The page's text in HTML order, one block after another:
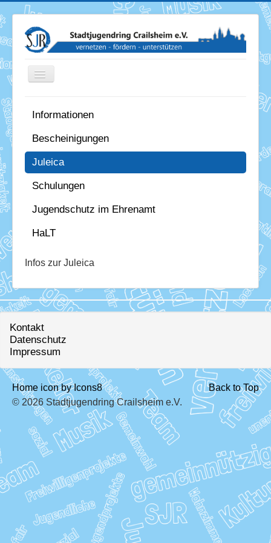
Toggle
Termine
Förderung
Ausleihe
Ratskeller
Informationen
Bescheinigungen
Juleica
Schulungen
Jugendschutz im Ehrenamt
HaLT
Infos zur Juleica
Kontakt
Datenschutz
Impressum
Home icon by Icons8
Back to Top
© 2026 Stadtjugendring Crailsheim e.V.